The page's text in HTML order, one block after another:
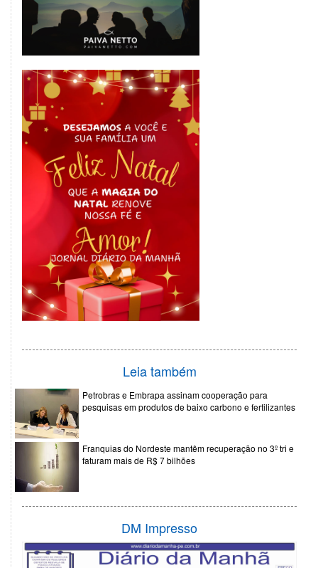
Leia também
Petrobras e Embrapa assinam cooperação para
pesquisas em produtos de baixo carbono e fertilizantes
Franquias do Nordeste mantêm recuperação no 3º tri e
faturam mais de R$ 7 bilhões
DM Impresso